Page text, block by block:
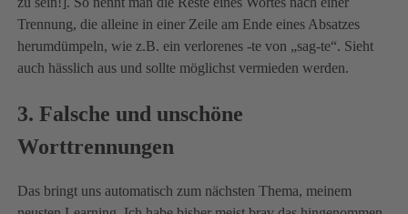
Trennung, die alleine in einer Zeile am Ende eines Absatzes
herumdümpeln, wie z.B. ein verlorenes -te von „sag-te“. Sieht
auch hässlich aus und sollte möglichst vermieden werden.
3. Falsche und unschöne
Worttrennungen
Das bringt uns automatisch zum nächsten Thema, meinem